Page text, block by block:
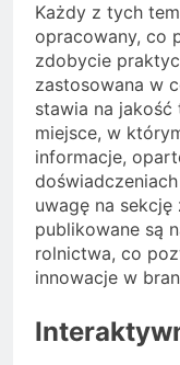
Każdy z tych
opracowany, co
zdobycie
zastosowana w
stawia na
miejsce, w
informacje,
uwagę na
publikowane są
rolnictwa, co
innowacje w